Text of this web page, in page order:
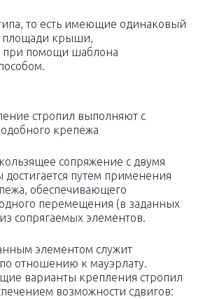
то есть имеющие одинаковый
площади крыши,
при помощи шаблона
стропил выполняют с
крепежа
сопряжение с двумя
путем применения
обеспечивающего
перемещения (в заданных
сопрягаемых элементов.
элементом служит
отношению к мауэрлату.
варианты крепления стропил
возможности сдвигов: